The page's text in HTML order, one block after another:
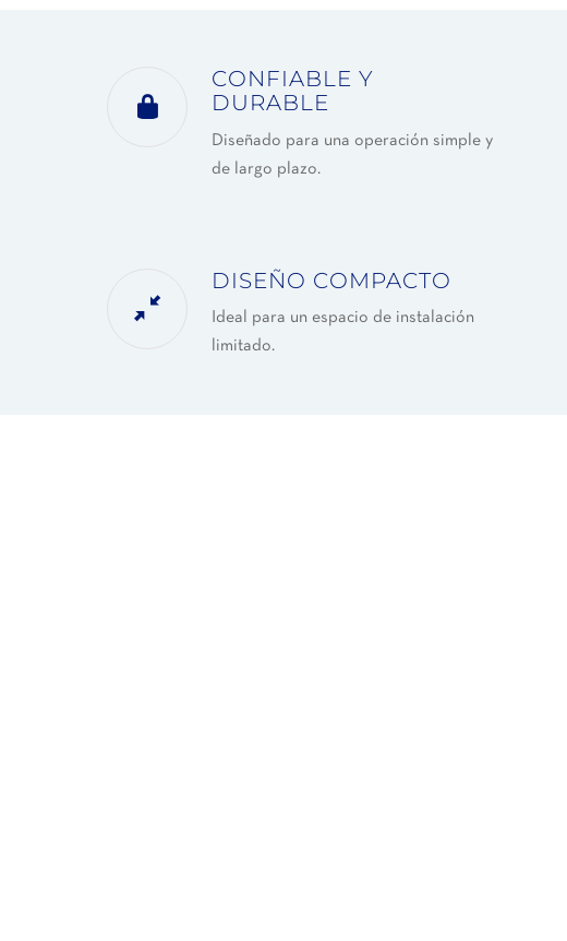
CONFIABLE Y
DURABLE
Diseñado para una operación simple y
de largo plazo.
DISEÑO COMPACTO
Ideal para un espacio de instalación
limitado.